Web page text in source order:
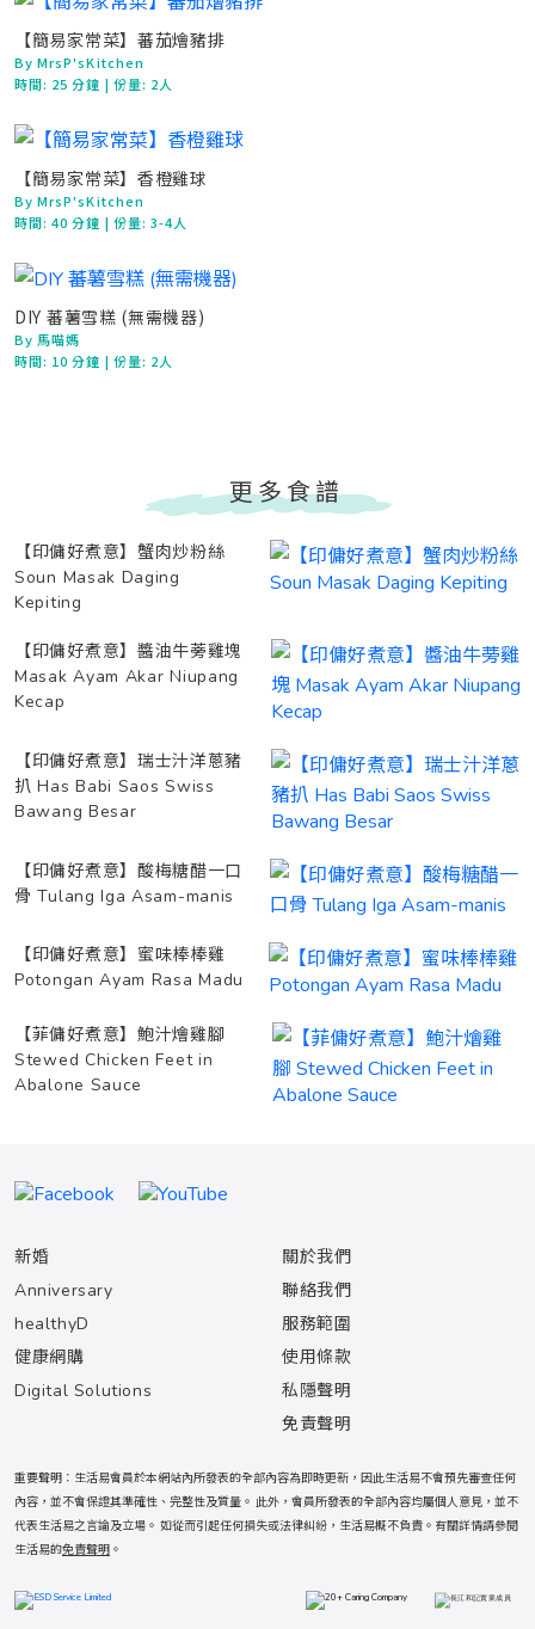
【簡易家常菜】蕃茄燴豬排
By MrsP'sKitchen
時間: 25 分鐘 | 份量: 2人
【簡易家常菜】香橙雞球
By MrsP'sKitchen
時間:40 分鐘 | 份量: 3-4人
DIY 蕃薯雪糕 (無需機器)
By 馬喵媽
時間: 10 分鐘 | 份量: 2人
更多食譜
【印傭好煮意】蟹肉炒粉絲
Soun Masak Daging
Kepiting
【印傭好煮意】醬油牛蒡雞塊
Masak Ayam Akar Niupang
Kecap
【印傭好煮意】瑞士汁洋蔥豬
扒 Has Babi Saos Swiss
Bawang Besar
【印傭好煮意】酸梅糖醋一口
骨 Tulang Iga Asam-manis
【印傭好煮意】蜜味棒棒雞
Potongan Ayam Rasa Madu
【菲傭好煮意】鮑汁燴雞腳
Stewed Chicken Feet in
Abalone Sauce
新婚
Anniversary
healthyD
健康網購
Digital Solutions
關於我們
聯絡我們
服務範圍
使用條款
私隱聲明
免責聲明
重要聲明：生活易會員於本網站內所發表的全部內容為即時更新，因此生活易不會預先審查任何
內容，並不會保證其準確性、完整性及質量。 此外，會員所發表的全部內容均屬個人意見，並不
代表生活易之言論及立場。 如從而引起任何損失或法律糾紛，生活易概不負責。有關詳情請參閱
生活易的免責聲明 。